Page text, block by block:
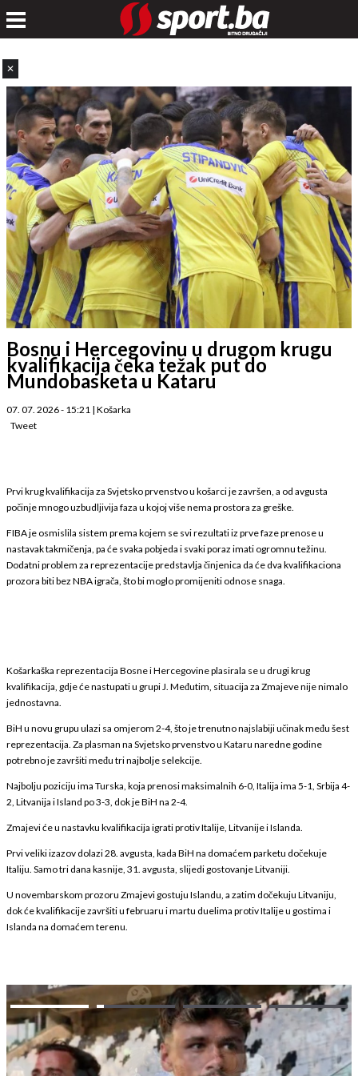
✕
Bosnu i Hercegovinu u drugom krugu
kvalifikacija čeka težak put do
Mundobasketa u Kataru
07. 07. 2026 - 15:21 | Košarka
Tweet
Prvi krug kvalifikacija za Svjetsko prvenstvo u košarci je završen, a od avgusta
počinje mnogo uzbudljivija faza u kojoj više nema prostora za greške.
FIBA je osmislila sistem prema kojem se svi rezultati iz prve faze prenose u
nastavak takmičenja, pa će svaka pobjeda i svaki poraz imati ogromnu težinu.
Dodatni problem za reprezentacije predstavlja činjenica da će dva kvalifikaciona
prozora biti bez NBA igrača, što bi moglo promijeniti odnose snaga.
Košarkaška reprezentacija Bosne i Hercegovine plasirala se u drugi krug
kvalifikacija, gdje će nastupati u grupi J. Međutim, situacija za Zmajeve nije nimalo
jednostavna.
BiH u novu grupu ulazi sa omjerom 2-4, što je trenutno najslabiji učinak među šest
reprezentacija. Za plasman na Svjetsko prvenstvo u Kataru naredne godine
potrebno je završiti među tri najbolje selekcije.
Najbolju poziciju ima Turska, koja prenosi maksimalnih 6-0, Italija ima 5-1, Srbija 4-
2, Litvanija i Island po 3-3, dok je BiH na 2-4.
Zmajevi će u nastavku kvalifikacija igrati protiv Italije, Litvanije i Islanda.
Prvi veliki izazov dolazi 28. avgusta, kada BiH na domaćem parketu dočekuje
Italiju. Samo tri dana kasnije, 31. avgusta, slijedi gostovanje Litvaniji.
U novembarskom prozoru Zmajevi gostuju Islandu, a zatim dočekuju Litvaniju,
dok će kvalifikacije završiti u februaru i martu duelima protiv Italije u gostima i
Islanda na domaćem terenu.